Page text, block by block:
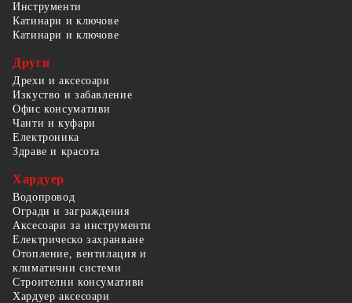
Инструменти
Катинари и ключове
Катинари и ключове
Други
Дрехи и аксесоари
Изкуство и забавление
Офис консумативи
Чанти и куфари
Електроника
Здраве и красота
Хардуер
Водопровод
Огради и заграждения
Аксесоари за инструменти
Електрическо захранване
Отопление, вентилация и
климатични системи
Строителни консумативи
Хардуер аксесоари